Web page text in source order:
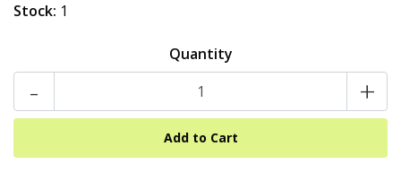
Stock: 1
Quantity
- +